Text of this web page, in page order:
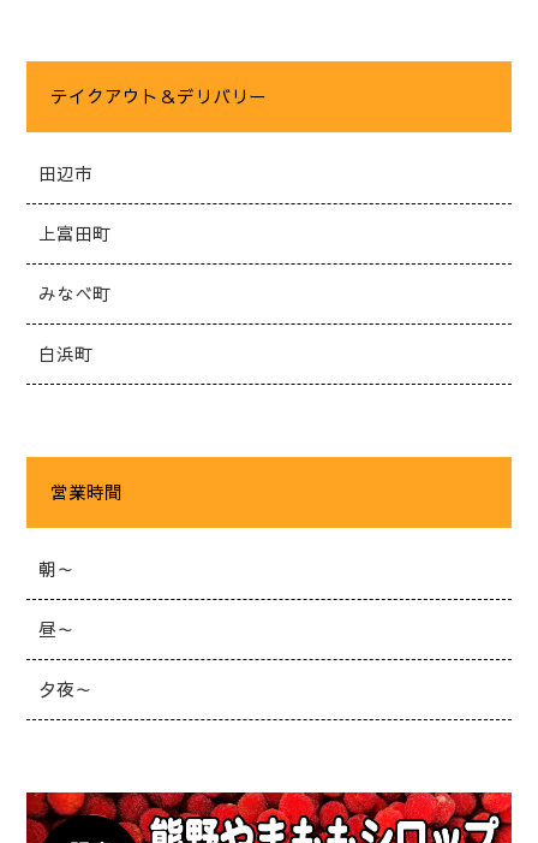
テイクアウト＆デリバリー
田辺市
上富田町
みなべ町
白浜町
営業時間
朝～
昼～
夕夜～